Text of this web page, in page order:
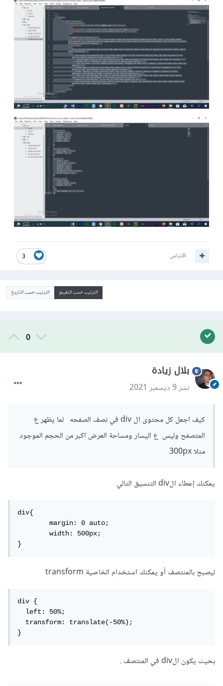
3 اقتباس
الترتيب حسب التقييم الترتيب حسب التاريخ
0
بلال زيادة
نشر9 ديسمبر 2021
كيف اجعل كل محتوى ال div في نصف الصفحه لما يظهر ع
المتصفح وليس ع اليسار ومساحة العرض اكبر من الحجم الموجود
متلا 300px
يمكنك إعطاء الdiv التنسيق التالي
div{
	margin: 0 auto;
	width: 500px;
}
ليصبح بالمنتصف أو يمكنك استخدام الخاصية transform
div {
  left: 50%;
  transform: translate(-50%);
}
بحيث يكون الdiv في المنتصف .